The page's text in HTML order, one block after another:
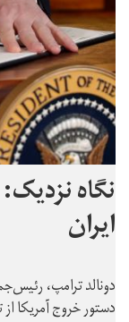
نگاه
ایران
دستور خروج آمریکا